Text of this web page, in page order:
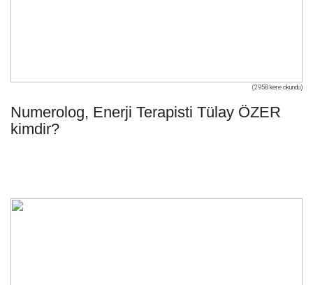
(2958 kere okundu)
Numerolog, Enerji Terapisti Tülay ÖZER
kimdir?